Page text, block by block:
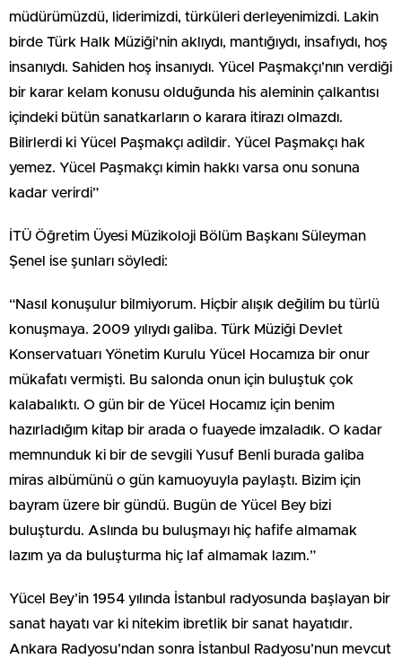
müdürümüzdü, liderimizdi, türküleri derleyenimizdi. Lakin
birde Türk Halk Müziği’nin aklıydı, mantığıydı, insafıydı, hoş
insanıydı. Sahiden hoş insanıydı. Yücel Paşmakçı’nın verdiği
bir karar kelam konusu olduğunda his aleminin çalkantısı
içindeki bütün sanatkarların o karara itirazı olmazdı.
Bilirlerdi ki Yücel Paşmakçı adildir. Yücel Paşmakçı hak
yemez. Yücel Paşmakçı kimin hakkı varsa onu sonuna
kadar verirdi”
İTÜ Öğretim Üyesi Müzikoloji Bölüm Başkanı Süleyman
Şenel ise şunları söyledi:
“Nasıl konuşulur bilmiyorum. Hiçbir alışık değilim bu türlü
konuşmaya. 2009 yılıydı galiba. Türk Müziği Devlet
Konservatuarı Yönetim Kurulu Yücel Hocamıza bir onur
mükafatı vermişti. Bu salonda onun için buluştuk çok
kalabalıktı. O gün bir de Yücel Hocamız için benim
hazırladığım kitap bir arada o fuayede imzaladık. O kadar
memnunduk ki bir de sevgili Yusuf Benli burada galiba
miras albümünü o gün kamuoyuyla paylaştı. Bizim için
bayram üzere bir gündü. Bugün de Yücel Bey bizi
buluşturdu. Aslında bu buluşmayı hiç hafife almamak
lazım ya da buluşturma hiç laf almamak lazım.”
Yücel Bey’in 1954 yılında İstanbul radyosunda başlayan bir
sanat hayatı var ki nitekim ibretlik bir sanat hayatıdır.
Ankara Radyosu’ndan sonra İstanbul Radyosu’nun mevcut